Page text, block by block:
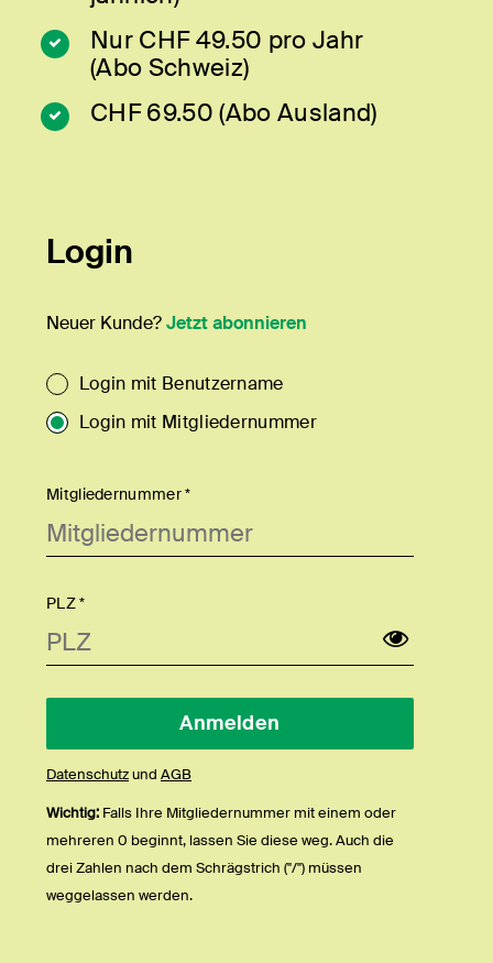
Nur CHF 49.50 pro Jahr
(Abo Schweiz)
CHF 69.50 (Abo Ausland)
Login
Neuer Kunde?Jetzt abonnieren
Login mit Benutzername
Login mit Mitgliedernummer
Mitgliedernummer *
PLZ *
Datenschutzund AGB
Wichtig: Falls Ihre Mitgliedernummer mit einem oder
mehreren 0 beginnt, lassen Sie diese weg. Auch die
drei Zahlen nach dem Schrägstrich ("/") müssen
weggelassen werden.